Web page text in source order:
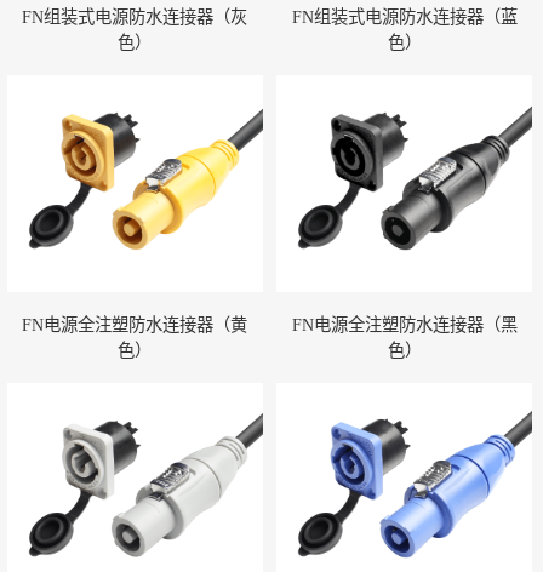
FN组装式电源防水连接器（灰
色）
FN组装式电源防水连接器（蓝
色）
FN电源全注塑防水连接器（黄
色）
FN电源全注塑防水连接器（黑
色）